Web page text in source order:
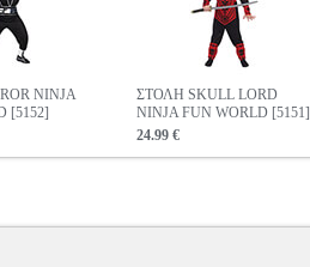
NINJA
[5152]
ΣΤΟΛΗ SKULL LORD
NINJA FUN WORLD [5151]
24.99 €